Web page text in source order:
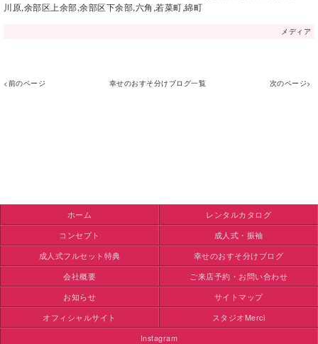
川原,余部区上余部,余部区下余部,六角,若菜町,綿町
メディア
<前のページ 幸せのおすそ分けブログ一覧 次のページ>
ホーム
レンタルカタログ
コンセプト
成人式・振袖
成人式フルセット特典
幸せのおすそ分けブログ
会社概要
ご来店予約・お問い合わせ
お知らせ
サイトマップ
オフィシャルサイト
スタジオMerci
Instagram